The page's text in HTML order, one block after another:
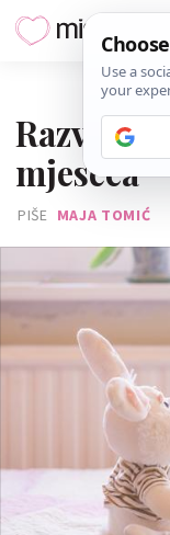
Razvoj
mjeseca
PIŠE MAJA TOMIĆ